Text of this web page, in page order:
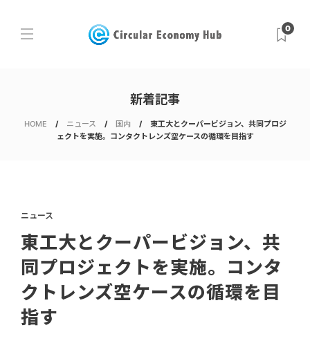
0
新着記事
HOME ニュース 国内
東工大とクーパービジョン、共同プロジ
ェクトを実施。コンタクトレンズ空ケースの循環を目指す
ニュース
東工大とクーパービジョン、共
同プロジェクトを実施。コンタ
クトレンズ空ケースの循環を目
指す